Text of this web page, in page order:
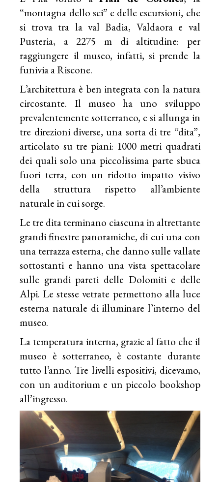
“montagna dello sci” e delle escursioni, che
si trova tra la val Badia, Valdaora e val
Pusteria, a 2275 m di altitudine: per
raggiungere il museo, infatti, si prende la
funivia a Riscone.
L’architettura è ben integrata con la natura
circostante. Il museo ha uno sviluppo
prevalentemente sotterraneo, e si allunga in
tre direzioni diverse, una sorta di tre “dita”,
articolato su tre piani: 1000 metri quadrati
dei quali solo una piccolissima parte sbuca
fuori terra, con un ridotto impatto visivo
della struttura rispetto all’ambiente
naturale in cui sorge.
Le tre dita terminano ciascuna in altrettante
grandi finestre panoramiche, di cui una con
una terrazza esterna, che danno sulle vallate
sottostanti e hanno una vista spettacolare
sulle grandi pareti delle Dolomiti e delle
Alpi. Le stesse vetrate permettono alla luce
esterna naturale di illuminare l’interno del
museo.
La temperatura interna, grazie al fatto che il
museo è sotterraneo, è costante durante
tutto l’anno. Tre livelli espositivi, dicevamo,
con un auditorium e un piccolo bookshop
all’ingresso.